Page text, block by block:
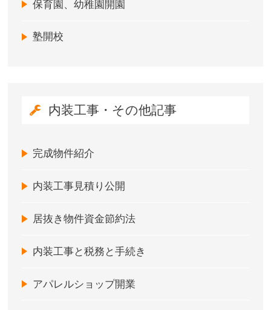
保育園、幼稚園開園
塾開校
内装工事・その他記事
完成物件紹介
内装工事見積り公開
居抜き物件資金節約法
内装工事と税務と手続き
アパレルショップ開業